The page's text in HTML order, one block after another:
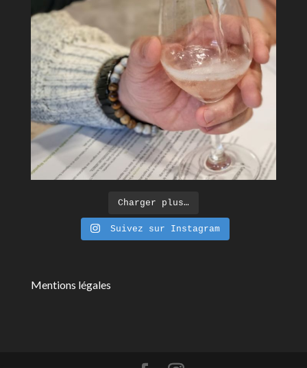
Charger plus…
Suivez sur Instagram
Mentions légales